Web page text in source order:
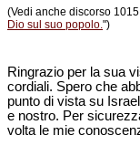
(Vedi anche discorso
Dio sul suo popolo. ")
Ringrazio per la sua
cordiali. Spero che
punto di vista su
e nostro. Per
volta le mie